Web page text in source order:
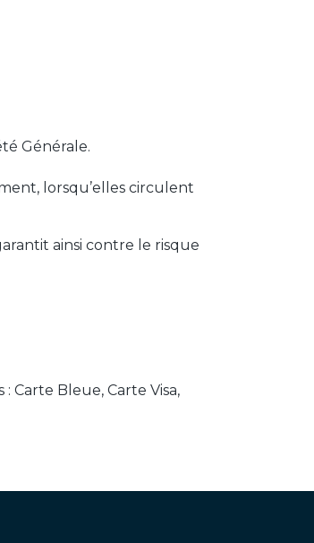
Générale.
lorsqu’elles circulent
ainsi contre le risque
Carte Bleue, Carte Visa,